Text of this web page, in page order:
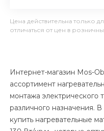
Цена действительна только
отличаться от цен в
Интернет-магазин Mos-
ассортимент
монтажа электрического
различного назначения.
купить нагревательные